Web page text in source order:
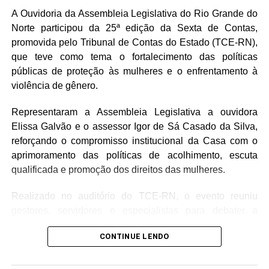
Legislativo e o setor produtivo para a construção de
soluções que favoreçam o ambiente de negócios, a
geração de emprego e renda e a atração de novos
investimentos.
O presidente Roberto Serquiz destacou a agenda de
iniciativas nas áreas de infraestrutura e regulatória com o
objetivo de incentivar o crescimento da indústria.
“O RN tem um enorme potencial para transformar as suas
riquezas, de forma sustentável, em oportunidade e renda
A Ouvidoria da Assembleia Legislativa do Rio Grande do
Norte participou da 25ª edição da Sexta de Contas,
promovida pelo Tribunal de Contas do Estado (TCE-RN),
que teve como tema o fortalecimento das políticas
públicas de proteção às mulheres e o enfrentamento à
violência de gênero.
Representaram a Assembleia Legislativa a ouvidora
Elissa Galvão e o assessor Igor de Sá Casado da Silva,
reforçando o compromisso institucional da Casa com o
aprimoramento das políticas de acolhimento, escuta
qualificada e promoção dos direitos das mulheres.
Realizado no auditório do TCE-RN, o evento reuniu
ampliação dos canais de atendimento às vítimas de
violência e a incorporação da perspectiva de gênero na
CONTINUE LENDO